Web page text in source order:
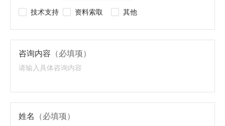
技术支持
资料索取 其他
咨询内容 （必填项）
姓名 （必填项）